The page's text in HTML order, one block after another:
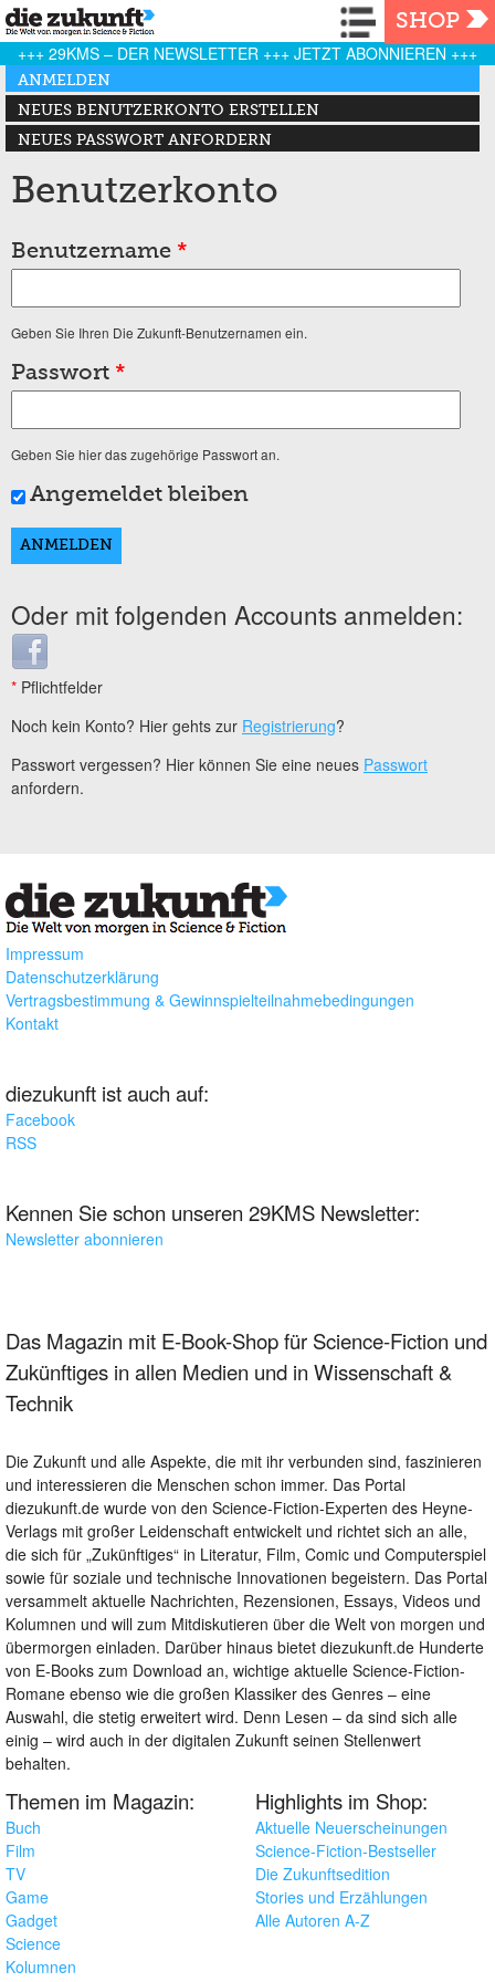
Navigation
SHOP
+++ 29KMS – DER NEWSLETTER +++ JETZT ABONNIEREN +++
Haupt-Reiter
ANMELDEN
(AKTIVER REITER)
NEUES BENUTZERKONTO ERSTELLEN
NEUES PASSWORT ANFORDERN
Benutzerkonto
Benutzername *
Geben Sie Ihren Die Zukunft-Benutzernamen ein.
Passwort *
Geben Sie hier das zugehörige Passwort an.
Angemeldet bleiben
Oder mit folgenden Accounts anmelden:
Login with Facebook
* Pflichtfelder
Noch kein Konto? Hier gehts zur Registrierung?
Passwort vergessen? Hier können Sie eine neues Passwort
anfordern.
Impressum
Datenschutzerklärung
Vertragsbestimmung & Gewinnspielteilnahmebedingungen
Kontakt
diezukunft ist auch auf:
Facebook
RSS
Kennen Sie schon unseren 29KMS Newsletter:
Newsletter abonnieren
Das Magazin mit E-Book-Shop für Science-Fiction und
Zukünftiges in allen Medien und in Wissenschaft &
Technik
Die Zukunft und alle Aspekte, die mit ihr verbunden sind, faszinieren
und interessieren die Menschen schon immer. Das Portal
diezukunft.de wurde von den Science-Fiction-Experten des Heyne-
Verlags mit großer Leidenschaft entwickelt und richtet sich an alle,
die sich für „Zukünftiges“ in Literatur, Film, Comic und Computerspiel
sowie für soziale und technische Innovationen begeistern. Das Portal
versammelt aktuelle Nachrichten, Rezensionen, Essays, Videos und
Kolumnen und will zum Mitdiskutieren über die Welt von morgen und
übermorgen einladen. Darüber hinaus bietet diezukunft.de Hunderte
von E-Books zum Download an, wichtige aktuelle Science-Fiction-
Romane ebenso wie die großen Klassiker des Genres – eine
Auswahl, die stetig erweitert wird. Denn Lesen – da sind sich alle
einig – wird auch in der digitalen Zukunft seinen Stellenwert
behalten.
Themen im Magazin:
Buch
Film
TV
Game
Gadget
Science
Kolumnen
Highlights im Shop:
Aktuelle Neuerscheinungen
Science-Fiction-Bestseller
Die Zukunftsedition
Stories und Erzählungen
Alle Autoren A-Z